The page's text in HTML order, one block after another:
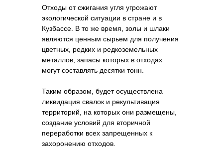
Отходы от сжигания угля угрожают
экологической ситуации в стране и в
Кузбассе. В то же время, золы и шлаки
являются ценным сырьем для получения
цветных, редких и редкоземельных
металлов, запасы которых в отходах
могут составлять десятки тонн.
Таким образом, будет осуществлена
ликвидация свалок и рекультивация
территорий, на которых они размещены,
создание условий для вторичной
переработки всех запрещенных к
захоронению отходов.